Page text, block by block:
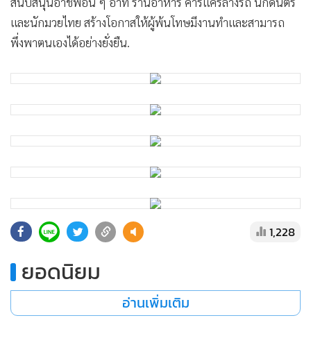
สำหรับที่มาของชื่อ “ทุเรียนก้ามโต” มาจากการออกกำลังกาย
แรงและกล้ามแขนใหญ่ จึงนำมาเป็นเอกลักษณ์สร้างการจดจำให้
กับร้าน โดยเลือกถอดเสื้อโชว์กล้ามแขนขณะขายทุเรียน สร้าง
บุตร ผู้บัญชาการเรือนจำจังหวัดอ่างทอง ที่ให้การสนับสนุนด้าน
ไปประกอบอาชีพสุจริตหลังพ้นโทษ ลดโอกาสการกระทำผิดซ้ำ
และสามารถกลับมาใช้ชีวิตในสังคมได้อย่างมีศักดิ์ศรี